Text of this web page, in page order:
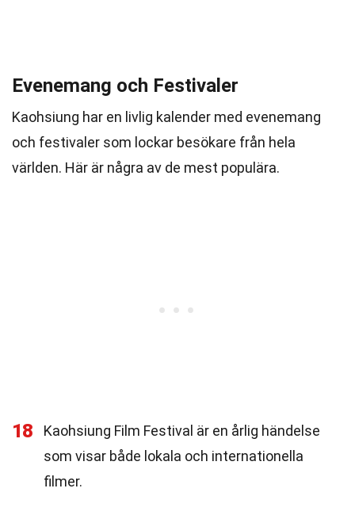
Evenemang och Festivaler
Kaohsiung har en livlig kalender med evenemang
och festivaler som lockar besökare från hela
världen. Här är några av de mest populära.
18
Kaohsiung Film Festival är en årlig händelse
som visar både lokala och internationella
filmer.